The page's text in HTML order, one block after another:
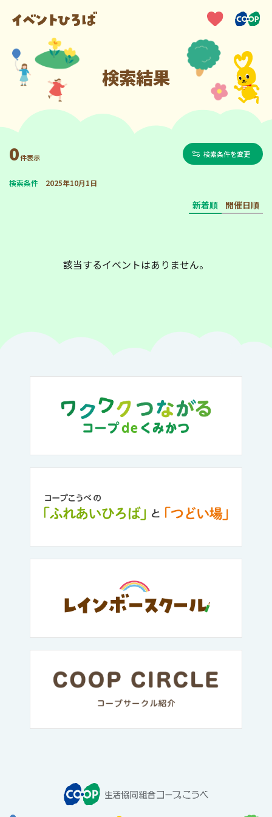
検索結果
0件表示 検索条件を変更
検索条件 2025年10月1日
新着順 開催日順
該当するイベントはありません。